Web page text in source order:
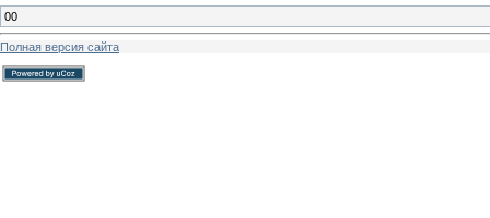
00
Полная версия сайта